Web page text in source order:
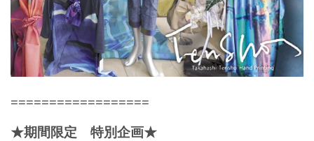
==================
★期間限定 特別企画★